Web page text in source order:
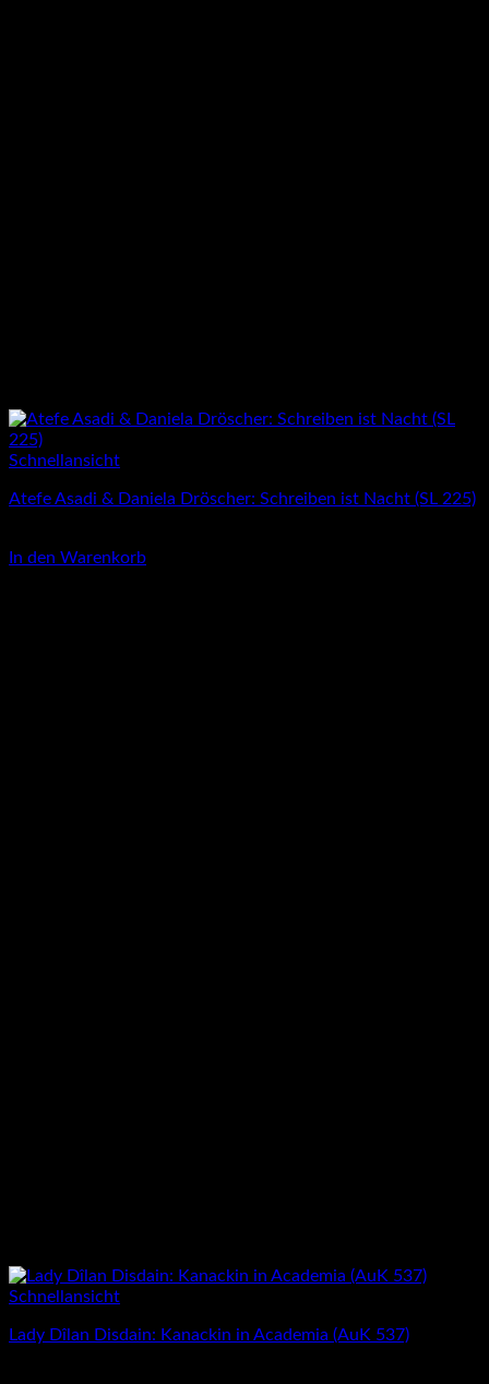
Schnellansicht
Atefe Asadi & Daniela Dröscher: Schreiben ist Nacht (SL 225)
In den Warenkorb
Schnellansicht
Lady Dîlan Disdain: Kanackin in Academia (AuK 537)